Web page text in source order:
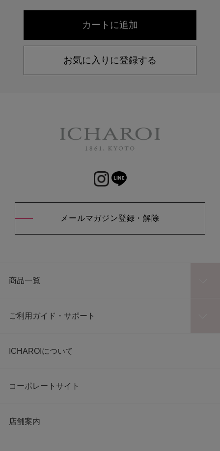
お気に入りに登録する
メールマガジン登録・解除
商品一覧
ご利用ガイド・サポート
ICHAROIについて
コーポレートサイト
店舗案内